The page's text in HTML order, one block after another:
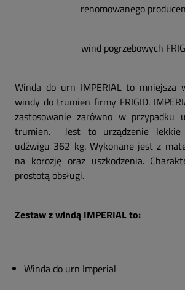
renomowanego
wind pogrzebowych
Winda do urn IMPERIAL to mniejsza
windy do trumien firmy FRIGID.
zastosowanie zarówno w przypadku
trumien. Jest to urządzenie lekkie
udźwigu 362 kg. Wykonane jest z
na korozję oraz uszkodzenia.
prostotą obsługi.
Zestaw z windą IMPERIAL to:
Winda do urn Imperial